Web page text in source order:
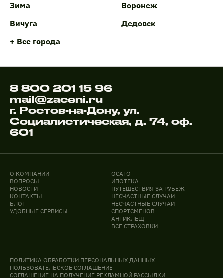
Зима
Воронеж
Вичуга
Дедовск
+ Все города
8 800 201 15 96
mail@zaceni.ru
г. Ростов-на-Дону, ул.
Социалистическая, д. 74, оф.
601
О КОМПАНИИ
ВОПРОСЫ
НОВОСТИ
КОНТАКТЫ
БЛОГ
УДОБНЫЕ СЕРВИСЫ
ОСАГО
ИПОТЕКА
ПУТЕШЕСТВИЯ ЗА РУБЕЖ
НЕСЧАСТНЫЕ СЛУЧАИ
НЕСЧАСТНЫЕ СЛУЧАИ
СПОРТСМЕНОВ
АНТИКЛЕЩ
ВСЕ СТРАХОВКИ
ПОЛИТИКА ОБРАБОТКИ ПЕРСОНАЛЬНЫХ ДАННЫХ
ПОЛЬЗОВАТЕЛЬСКОЕ СОГЛАШЕНИЕ
СОГЛАШЕНИЕ НА ПОЛУЧЕНИЕ РЕКЛАМНОЙ РАССЫЛКИ